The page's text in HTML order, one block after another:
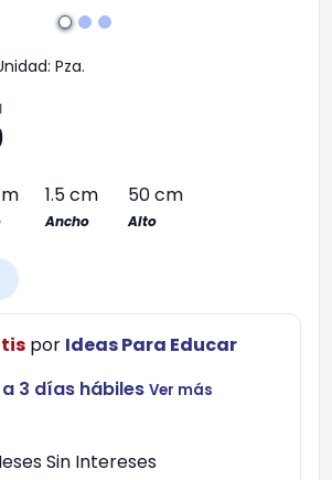
Pza.
1.5 cm 50 cm
Ancho Alto
por Ideas Para Educar
a 3 días hábiles Ver más
Sin Intereses